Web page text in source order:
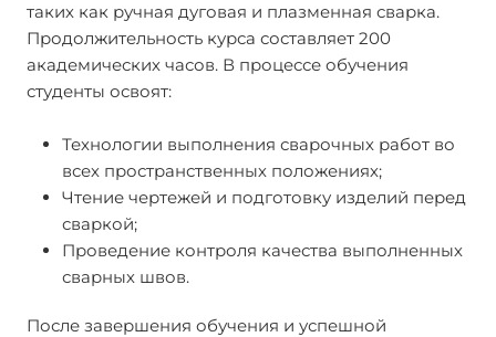
таких как ручная дуговая и плазменная сварка.
Продолжительность курса составляет 200
академических часов. В процессе обучения
студенты освоят:
Технологии выполнения сварочных работ во
всех пространственных положениях;
Чтение чертежей и подготовку изделий перед
сваркой;
Проведение контроля качества выполненных
сварных швов.
После завершения обучения и успешной